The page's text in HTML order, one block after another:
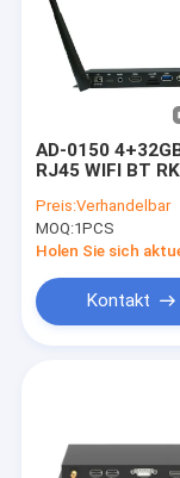
Industrielles
AD-0150
RJ45 WIFI BT
öffentliche
Preis:Verhandelbar
MOQ:1PCS
Kontakt